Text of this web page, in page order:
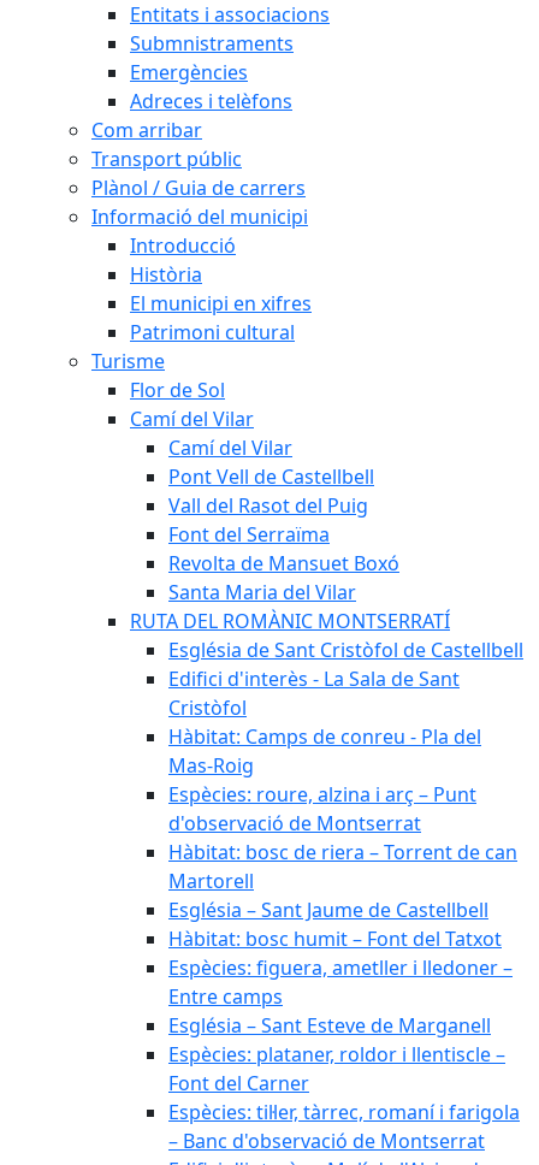
Entitats i associacions
Submnistraments
Emergències
Adreces i telèfons
Com arribar
Transport públic
Plànol / Guia de carrers
Informació del municipi
Introducció
Història
El municipi en xifres
Patrimoni cultural
Turisme
Flor de Sol
Camí del Vilar
Camí del Vilar
Pont Vell de Castellbell
Vall del Rasot del Puig
Font del Serraïma
Revolta de Mansuet Boxó
Santa Maria del Vilar
RUTA DEL ROMÀNIC MONTSERRATÍ
Església de Sant Cristòfol de Castellbell
Edifici d'interès - La Sala de Sant
Cristòfol
Hàbitat: Camps de conreu - Pla del
Mas-Roig
Espècies: roure, alzina i arç – Punt
d'observació de Montserrat
Hàbitat: bosc de riera – Torrent de can
Martorell
Església – Sant Jaume de Castellbell
Hàbitat: bosc humit – Font del Tatxot
Espècies: figuera, ametller i lledoner –
Entre camps
Església – Sant Esteve de Marganell
Espècies: plataner, roldor i llentiscle –
Font del Carner
Espècies: til·ler, tàrrec, romaní i farigola
– Banc d'observació de Montserrat